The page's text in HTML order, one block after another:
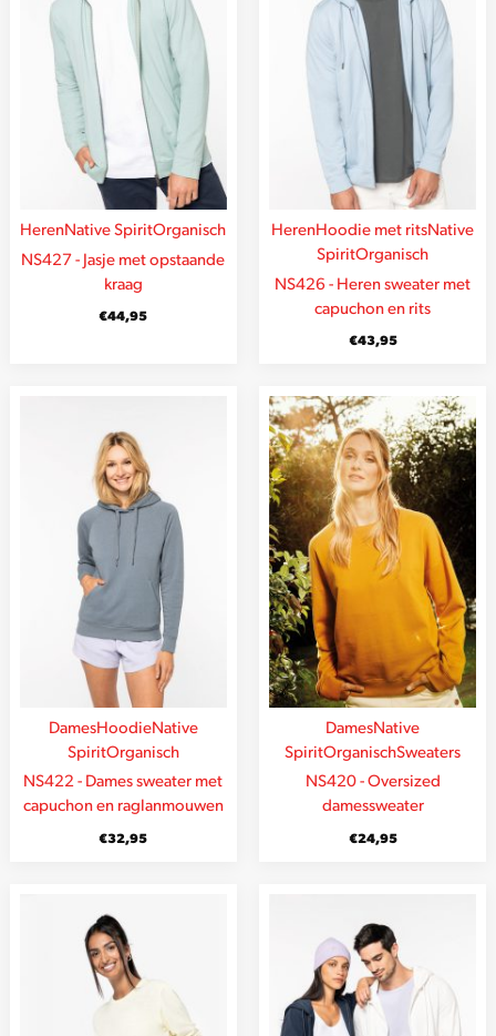
HerenNative SpiritOrganisch
NS427 - Jasje met opstaande
kraag
€44,95
HerenHoodie met ritsNative
SpiritOrganisch
NS426 - Heren sweater met
capuchon en rits
€43,95
DamesHoodieNative
SpiritOrganisch
NS422 - Dames sweater met
capuchon en raglanmouwen
€32,95
DamesNative
SpiritOrganischSweaters
NS420 - Oversized
damessweater
€24,95